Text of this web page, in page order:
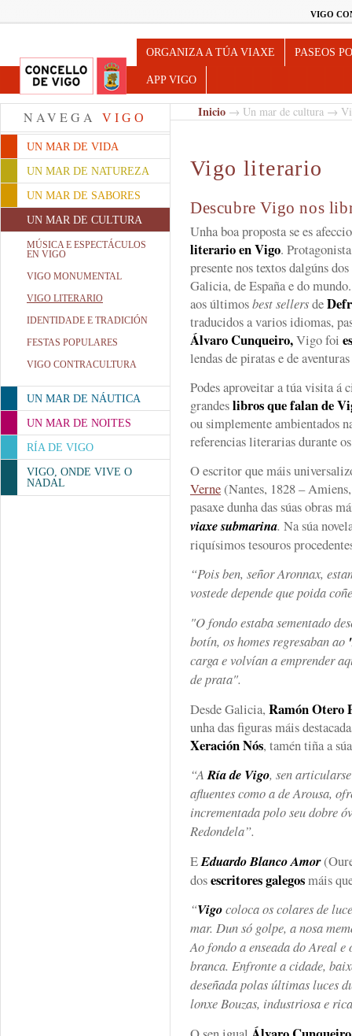
VIGO
Turismo de Vigo
ORGANIZA A TÚA VIAXE PASEOS
APP VIGO
NAVEGA VIGO
UN MAR DE VIDA
UN MAR DE NATUREZA
UN MAR DE SABORES
UN MAR DE CULTURA
MÚSICA E ESPECTÁCULOS
EN VIGO
VIGO MONUMENTAL
VIGO LITERARIO
IDENTIDADE E TRADICIÓN
FESTAS POPULARES
VIGO CONTRACULTURA
UN MAR DE NÁUTICA
UN MAR DE NOITES
RÍA DE VIGO
VIGO, ONDE VIVE O
NADAL
Inicio → Un mar de cultura →
Vigo literario
Descubre Vigo nos
Unha boa proposta se es
literario en Vigo.
presente nos textos dalgúns
Galicia, de España e do
aos últimosbest sellersde
traducidos a varios idiomas,
Álvaro Cunqueiro,Vigo foi
lendas de piratas e de
Podes aproveitar a túa visita á
grandeslibros que falan de
ou simplemente ambientados
referencias literarias durante os
O escritor que máis
Verne(Nantes, 1828 –
pasaxe dunha das súas obras
viaxe submarina. Na súa
riquísimos tesouros
“Pois ben, señor Aronnax,
vostede depende que poida
"O fondo estaba sementado
botín, os homes regresaban ao
carga e volvían a emprender
de prata".
Desde Galicia, Ramón Otero
unha das figuras máis
Xeración Nós, tamén tiña a
“A Ría de Vigo, sen
afluentes como a de Arousa,
incrementada polo seu dobre
Redondela”.
EEduardo Blanco Amor
dosescritores galegosmáis
“Vigocoloca os colares de
mar. Dun só golpe, a nosa
Ao fondo a enseada do Areal
branca. Enfronte a cidade,
deseñada polas últimas luces
lonxe Bouzas, industriosa e